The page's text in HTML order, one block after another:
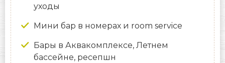
уходы
Мини бар в номерах и room service
Бары в Аквакомплексе, Летнем
бассейне, ресепшн